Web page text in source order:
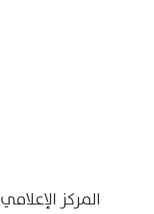
المركز الإعلامي